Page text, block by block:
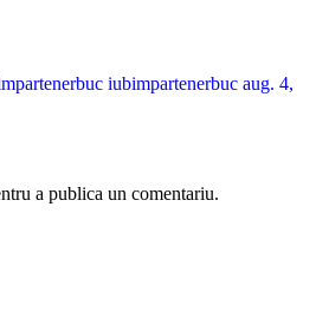
iubimpartenerbuc aug. 4,
a publica un comentariu.